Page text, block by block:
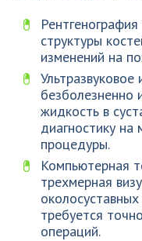
структуры
изменений на
безболезненно
жидкость в
диагностику на
процедуры.
Компьютерная
трехмерная
требуется
операций.